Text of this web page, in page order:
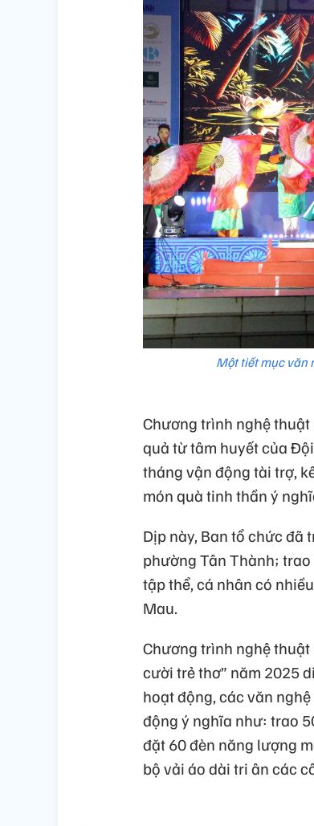
Một tiết mục văn
Chương trình nghệ
quả từ tâm huyết của
tháng vận động tài trợ,
món quà tinh thần ý
Dịp này, Ban tổ chức đã
phường Tân Thành;
tập thể, cá nhân có
Mau.
Chương trình nghệ
cười trẻ thơ” năm 2025
hoạt động, các văn
động ý nghĩa như: trao
đặt 60 đèn năng lượng
bộ vải áo dài tri ân các